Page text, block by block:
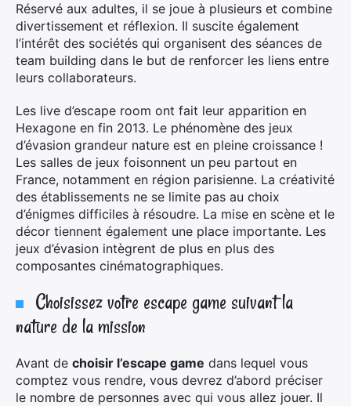
Réservé aux adultes, il se joue à plusieurs et combine
divertissement et réflexion. Il suscite également
l’intérêt des sociétés qui organisent des séances de
team building dans le but de renforcer les liens entre
leurs collaborateurs.
Les live d’escape room ont fait leur apparition en
Hexagone en fin 2013. Le phénomène des jeux
d’évasion grandeur nature est en pleine croissance !
Les salles de jeux foisonnent un peu partout en
France, notamment en région parisienne. La créativité
des établissements ne se limite pas au choix
d’énigmes difficiles à résoudre. La mise en scène et le
décor tiennent également une place importante. Les
jeux d’évasion intègrent de plus en plus des
composantes cinématographiques.
Choisissez votre escape game suivant la
nature de la mission
Avant de choisir l’escape game dans lequel vous
comptez vous rendre, vous devrez d’abord préciser
le nombre de personnes avec qui vous allez jouer. Il
Rechercher